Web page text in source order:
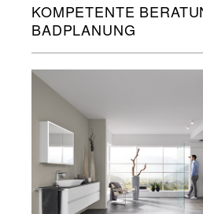
KOMPETENTE
BADPLANUNG